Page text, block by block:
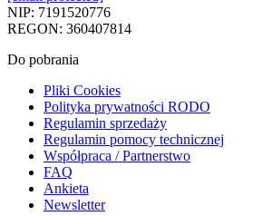
NIP: 7191520776
REGON: 360407814
Do pobrania
Pliki Cookies
Polityka prywatności RODO
Regulamin sprzedaży
Regulamin pomocy technicznej
Współpraca / Partnerstwo
FAQ
Ankieta
Newsletter